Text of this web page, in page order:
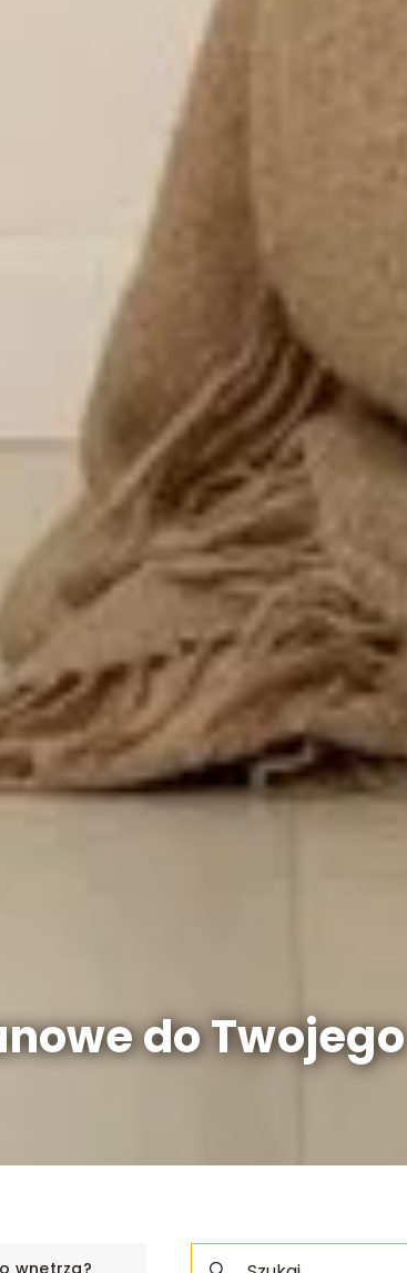
do Twojego
wnętrza?